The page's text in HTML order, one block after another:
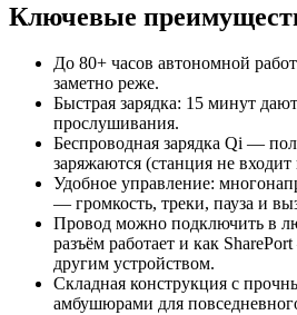
Ключевые
До 80+ часов автономной
заметно реже.
Быстрая зарядка: 15 минут
прослушивания.
Беспроводная зарядка Qi —
заряжаются (станция не входит
Удобное управление:
— громкость, треки, пауза и
Провод можно подключить в
разъём работает и как
другим устройством.
Складная конструкция с
амбушюрами для